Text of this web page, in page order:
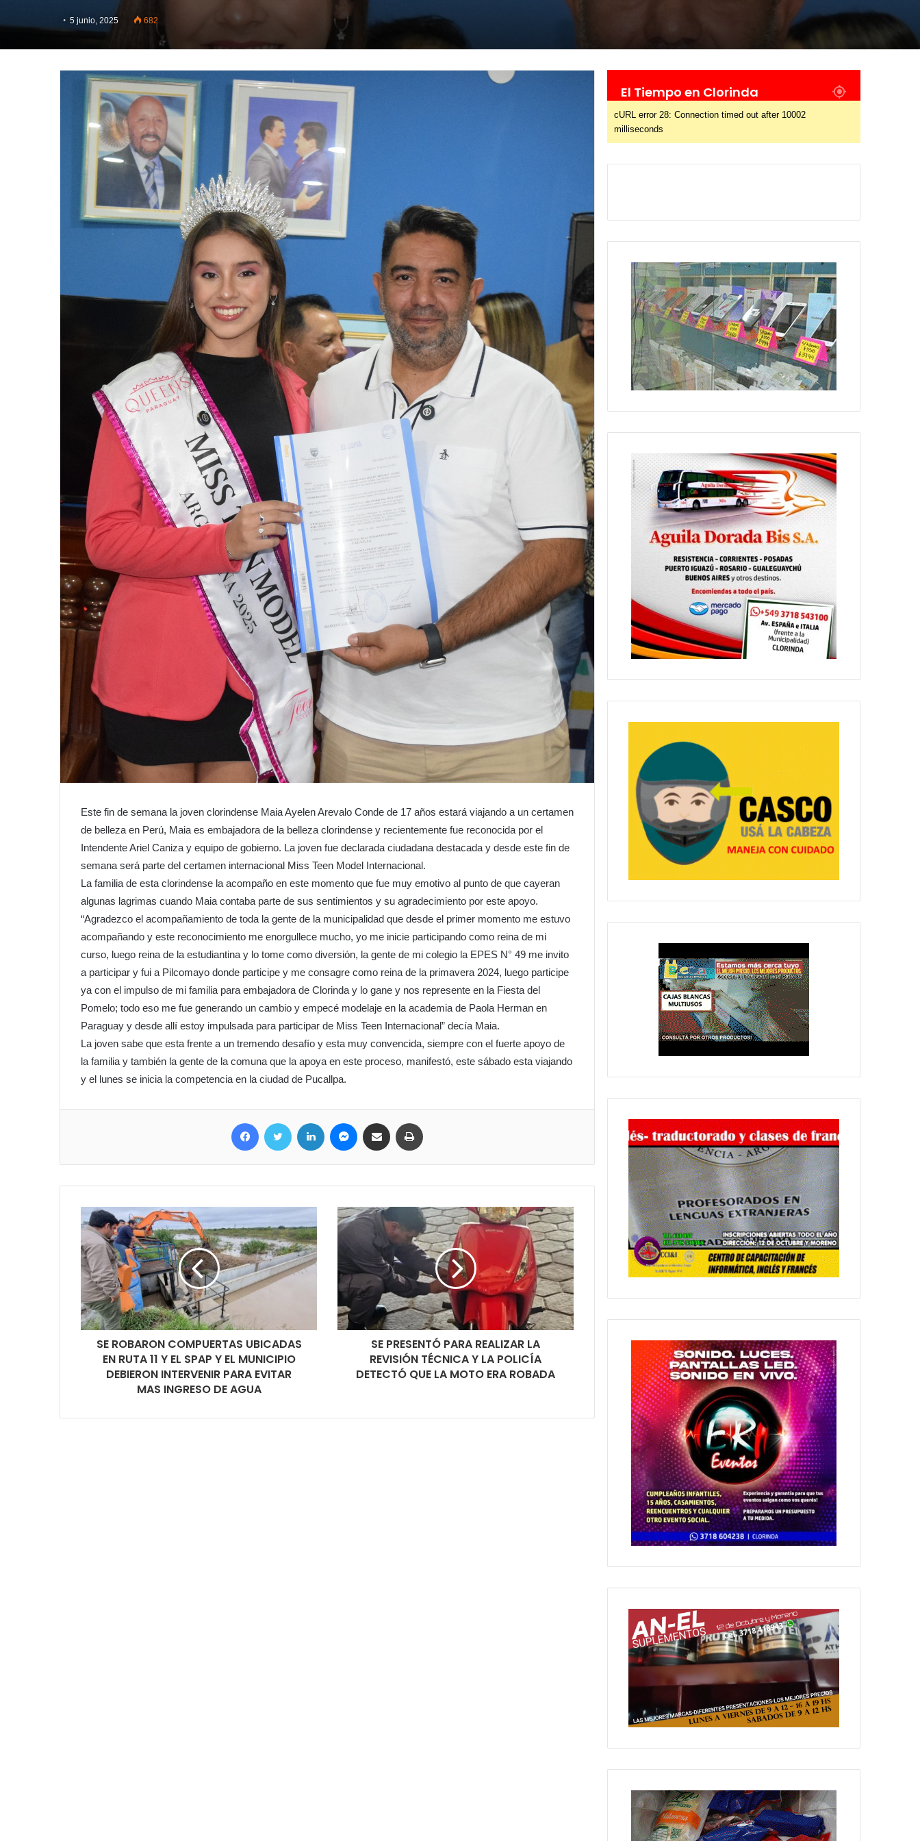
5 junio, 2025 682
Este fin de semana la joven clorindense Maia Ayelen Arevalo Conde de 17 años estará viajando a un certamen
de belleza en Perú, Maia es embajadora de la belleza clorindense y recientemente fue reconocida por el
Intendente Ariel Caniza y equipo de gobierno. La joven fue declarada ciudadana destacada y desde este fin de
semana será parte del certamen internacional Miss Teen Model Internacional.
La familia de esta clorindense la acompaño en este momento que fue muy emotivo al punto de que cayeran
algunas lagrimas cuando Maia contaba parte de sus sentimientos y su agradecimiento por este apoyo.
“Agradezco el acompañamiento de toda la gente de la municipalidad que desde el primer momento me estuvo
acompañando y este reconocimiento me enorgullece mucho, yo me inicie participando como reina de mi
curso, luego reina de la estudiantina y lo tome como diversión, la gente de mi colegio la EPES N° 49 me invito
a participar y fui a Pilcomayo donde participe y me consagre como reina de la primavera 2024, luego participe
ya con el impulso de mi familia para embajadora de Clorinda y lo gane y nos represente en la Fiesta del
Pomelo; todo eso me fue generando un cambio y empecé modelaje en la academia de Paola Herman en
Paraguay y desde allí estoy impulsada para participar de Miss Teen Internacional” decía Maia.
La joven sabe que esta frente a un tremendo desafío y esta muy convencida, siempre con el fuerte apoyo de
la familia y también la gente de la comuna que la apoya en este proceso, manifestó, este sábado esta viajando
y el lunes se inicia la competencia en la ciudad de Pucallpa.
SE ROBARON COMPUERTAS UBICADAS
EN RUTA 11 Y EL SPAP Y EL MUNICIPIO
DEBIERON INTERVENIR PARA EVITAR
MAS INGRESO DE AGUA
SE PRESENTÓ PARA REALIZAR LA
REVISIÓN TÉCNICA Y LA POLICÍA
DETECTÓ QUE LA MOTO ERA ROBADA
El Tiempo en Clorinda
cURL error 28: Connection timed out after 10002
milliseconds